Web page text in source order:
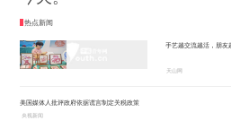
热点新闻
手艺越交流越活，朋友
天山网
美国媒体人批评政府依据谎言制定关税政策
央视新闻